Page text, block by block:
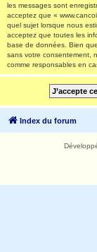
les messages sont
acceptez que «
quel sujet lorsque nous
acceptez que toutes les
base de données. Bien
sans votre consentement,
comme responsables en
Index du forum